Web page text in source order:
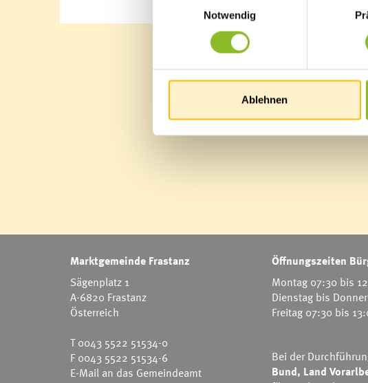
Notwendig
Ablehnen
Marktgemeinde Frastanz
Sägenplatz 1
A-6820 Frastanz
Österreich
T0043 5522 51534-0
F 0043 5522 51534-6
E-Mail an das Gemeindeamt
Öffnungszeiten
Montag 07:30 bis
Dienstag bis
Freitag 07:30 bis
Bei der
Bund, Land